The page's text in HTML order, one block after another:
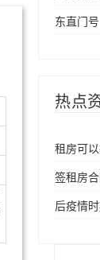
东直门号
热点
租房可
签租房
后疫情